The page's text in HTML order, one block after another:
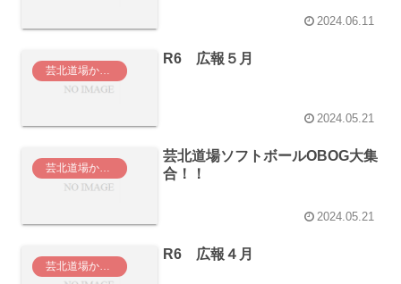
2024.06.11
R6 広報５月
2024.05.21
芸北道場からのお知らせ
芸北道場ソフトボールOBOG大集
合！！
2024.05.21
R6 広報４月